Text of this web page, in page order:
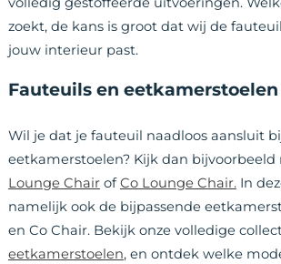
zoekt, de kans is groot dat wij de
jouw interieur past.
Fauteuils en
Wil je dat je fauteuil naadloos aansluit
eetkamerstoelen? Kijk dan bijvoorbeeld
Lounge ChairofCo Lounge Chair.In
namelijk ook de bijpassende
en Co Chair. Bekijk onze volledige
eetkamerstoelen, en ontdek welke